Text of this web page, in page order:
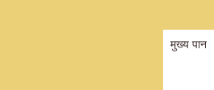
मुख्य पान